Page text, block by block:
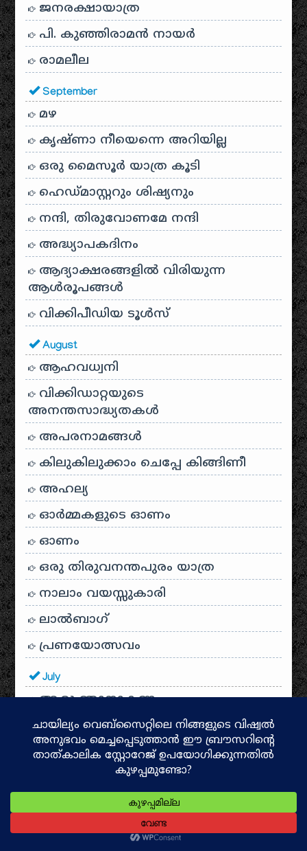
ജനരക്ഷായാത്ര
പി. കുഞ്ഞിരാമൻ നായർ
രാമലീല
September
മഴ
കൃഷ്ണാ നീയെന്നെ അറിയില്ല
ഒരു മൈസൂർ യാത്ര കൂടി
ഹെഡ്മാസ്റ്ററും ശിഷ്യനും
നന്ദി, തിരുവോണമേ നന്ദി
അദ്ധ്യാപകദിനം
ആദ്യാക്ഷരങ്ങളിൽ വിരിയുന്ന
ആൾരൂപങ്ങൾ
വിക്കിപീഡിയ ടൂൾസ്
August
ആഹവധ്വനി
വിക്കിഡാറ്റയുടെ
അനന്തസാദ്ധ്യതകള്‍
അപരനാമങ്ങൾ
കിലുകിലുക്കാം ചെപ്പേ കിങ്ങിണീ
അഹല്യ
ഓര്‍മ്മകളുടെ ഓണം
ഓണം
ഒരു തിരുവനന്തപുരം യാത്ര
നാലാം വയസ്സുകാരി
ലാൽബാഗ്
പ്രണയോത്സവം
July
ആരു ഞാനാകണം
കാട്ടുപൂവ്
ഗ്രാഫിക്സ് ഡിസൈനിങ്
മധുസൂദനൻ നായരുടെ കവിതകൾ
സുന്ദരകാണ്ഡം
സരസ്വതി